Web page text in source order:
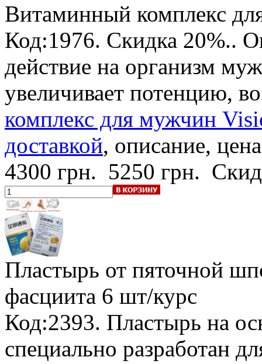
Витаминный комплекс
Код:1976. Скидка 20%..
действие на организм
увеличивает потенцию,
комплекс для мужчин
доставкой, описание,
4300 грн. 5250 грн.
Пластырь от пяточной
фасциита 6 шт/курс
Код:2393. Пластырь на
специально разработан